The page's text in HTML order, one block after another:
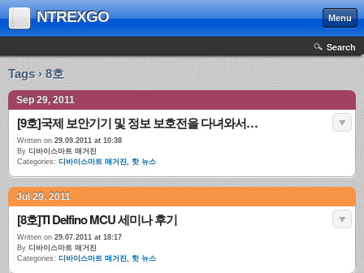
NTREXGO Menu
Search
Tags › 8호
Sep 29, 2011
[9호]국제 보안기기 및 정보 보호전을 다녀와서…
Written on 29.09.2011 at 10:38
By 디바이스마트 매거진
Categories: 디바이스마트 매거진, 핫 뉴스
Jul 29, 2011
[8호]TI Delfino MCU 세미나 후기
Written on 29.07.2011 at 18:17
By 디바이스마트 매거진
Categories: 디바이스마트 매거진, 핫 뉴스